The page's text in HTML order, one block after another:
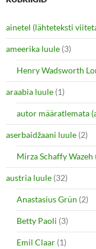
ainetel (lähteteksti
ameerika luule (3)
Henry Wadsworth
araabia luule (1)
autor määratlemata
aserbaidžaani luule (2)
Mirza Schaffy Wazeh
austria luule (32)
Anastasius Grün (2)
Betty Paoli (3)
Emil Claar (1)